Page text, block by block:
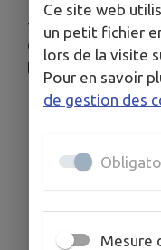
+
L'Espace
Ouche est ouvert
l'exception du mois
Ce site web
un petit fichier
lors de la visite
Pour en savoir
de gestion des
Mesure